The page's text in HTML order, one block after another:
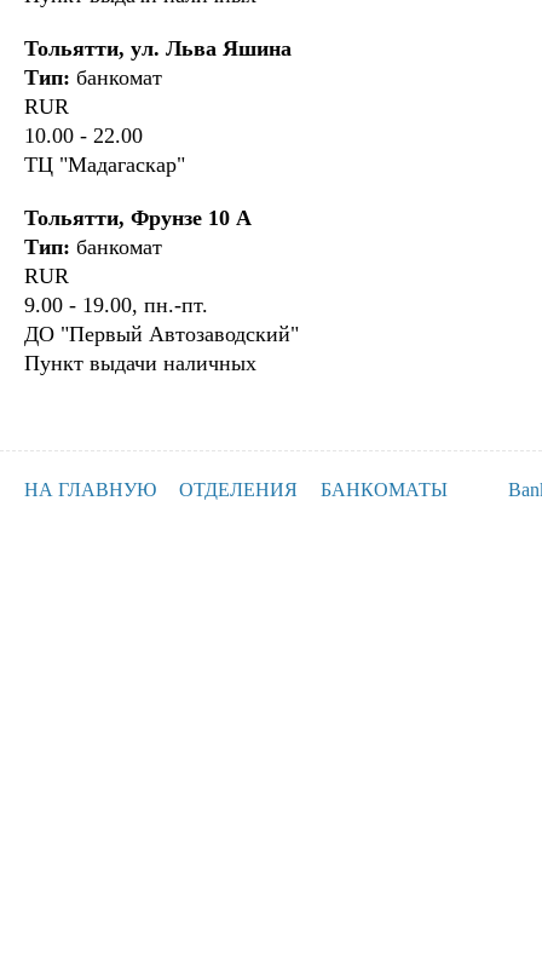
Тольятти, ул. Льва Яшина
Тип: банкомат
RUR
10.00 - 22.00
ТЦ "Мадагаскар"
Тольятти, Фрунзе 10 А
Тип: банкомат
RUR
9.00 - 19.00, пн.-пт.
ДО "Первый Автозаводский"
Пункт выдачи наличных
НА ГЛАВНУЮ ОТДЕЛЕНИЯ БАНКОМАТЫ